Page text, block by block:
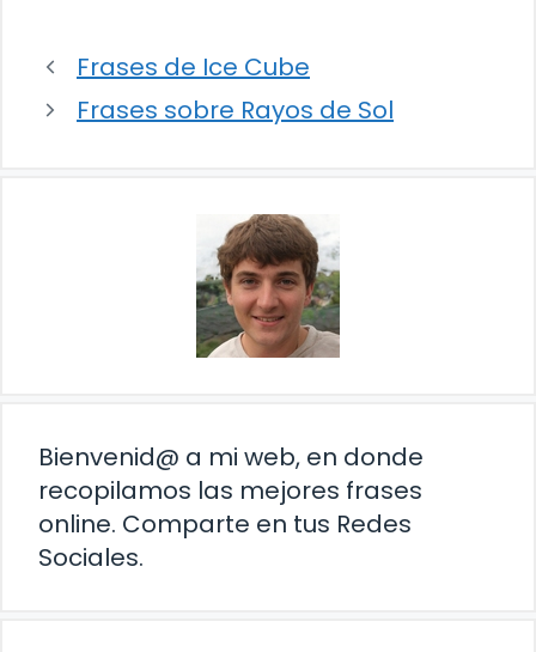
Frases de Ice Cube
Frases sobre Rayos de Sol
Bienvenid@ a mi web, en donde
recopilamos las mejores frases
online. Comparte en tus Redes
Sociales.